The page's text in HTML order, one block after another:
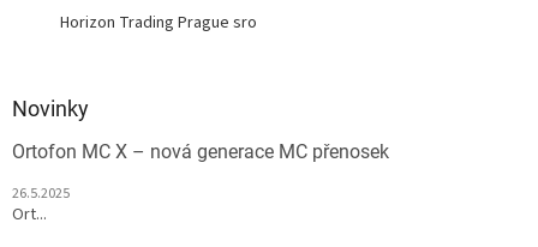
Horizon Trading Prague sro
Novinky
Ortofon MC X – nová generace MC přenosek
26.5.2025
Ort...